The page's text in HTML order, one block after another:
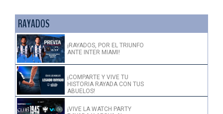
RAYADOS
¡RAYADOS, POR EL TRIUNFO
ANTE INTER MIAMI!
¡COMPARTE Y VIVE TU
HISTORIA RAYADA CON TUS
ABUELOS!
¡VIVE LA WATCH PARTY